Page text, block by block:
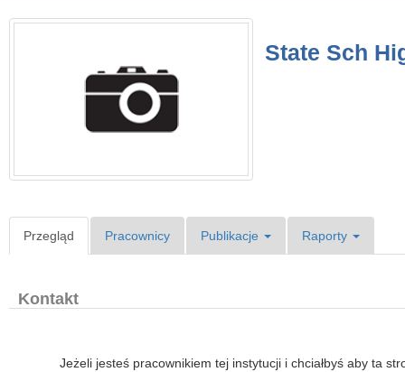
State Sch
Przegląd Pracownicy Publikacje Raporty
Kontakt
Jeżeli jesteś pracownikiem tej instytucji i chciałbyś aby ta